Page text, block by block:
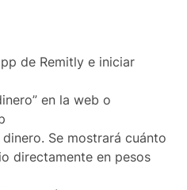
de Remitly e iniciar
en la web o
Se mostrará cuánto
directamente en pesos